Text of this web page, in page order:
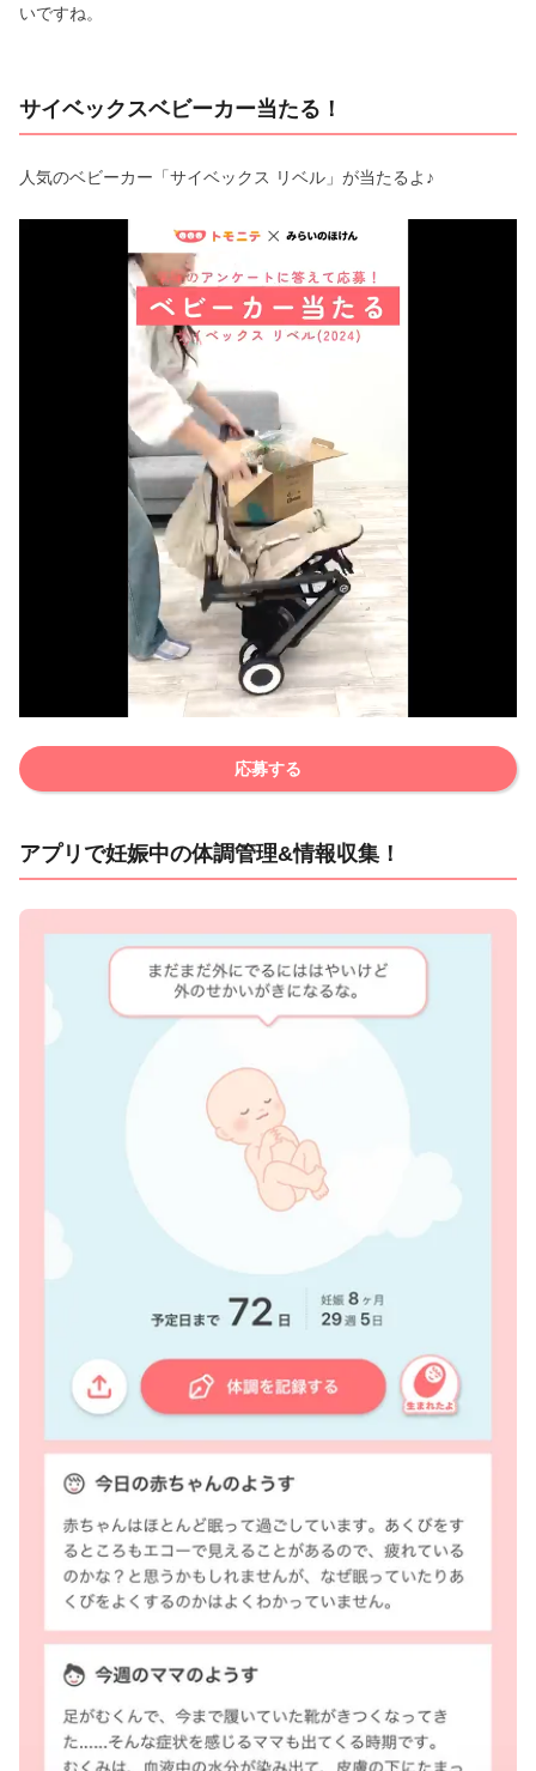
いですね。
サイベックスベビーカー当たる！
人気のベビーカー「サイベックス リベル」が当たるよ♪
応募する
アプリで妊娠中の体調管理&情報収集！